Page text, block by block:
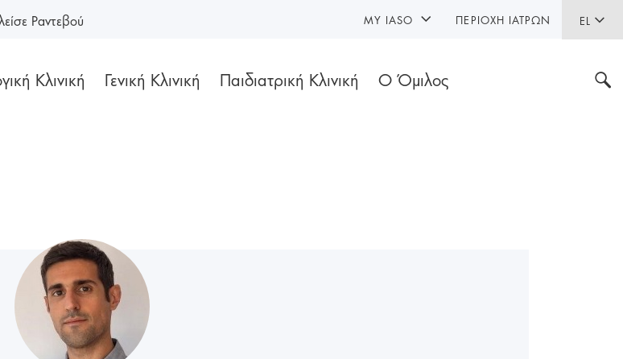
EL
Κλινική Γενική Κλινική Παιδιατρική Κλινική Ο Όμιλος
Ραντεβού MY IASO ΠΕΡΙΟΧΉ ΙΑΤΡΏΝ